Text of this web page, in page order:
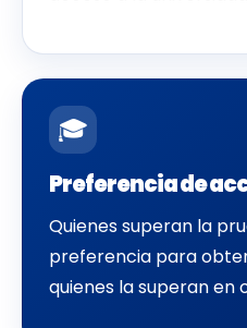
🎓
Preferencia de
Quienes superan la
preferencia para
quienes la superan en